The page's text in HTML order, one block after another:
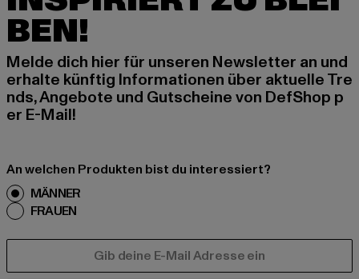
BEN!
Melde dich hier für unseren Newsletter an und
erhalte künftig Informationen über aktuelle Tre
nds, Angebote und Gutscheine von DefShop p
er E-Mail!
An welchen Produkten bist du interessiert?
MÄNNER
FRAUEN